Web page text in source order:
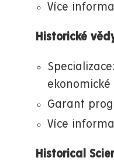
Více
Historické
ekonomické
Garant
Více
Historical